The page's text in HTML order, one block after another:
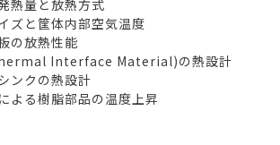
量と放熱方式
と筐体内部空気温度
放熱性能
Interface Material)の熱設計
クの熱設計
る樹脂部品の温度上昇